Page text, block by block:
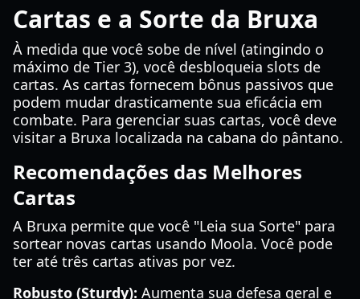
Cartas e a Sorte da Bruxa
À medida que você sobe de nível (atingindo o
máximo de Tier 3), você desbloqueia slots de
cartas. As cartas fornecem bônus passivos que
podem mudar drasticamente sua eficácia em
combate. Para gerenciar suas cartas, você deve
visitar a Bruxa localizada na cabana do pântano.
Recomendações das Melhores
Cartas
A Bruxa permite que você "Leia sua Sorte" para
sortear novas cartas usando Moola. Você pode
ter até três cartas ativas por vez.
Robusto (Sturdy): Aumenta sua defesa geral e